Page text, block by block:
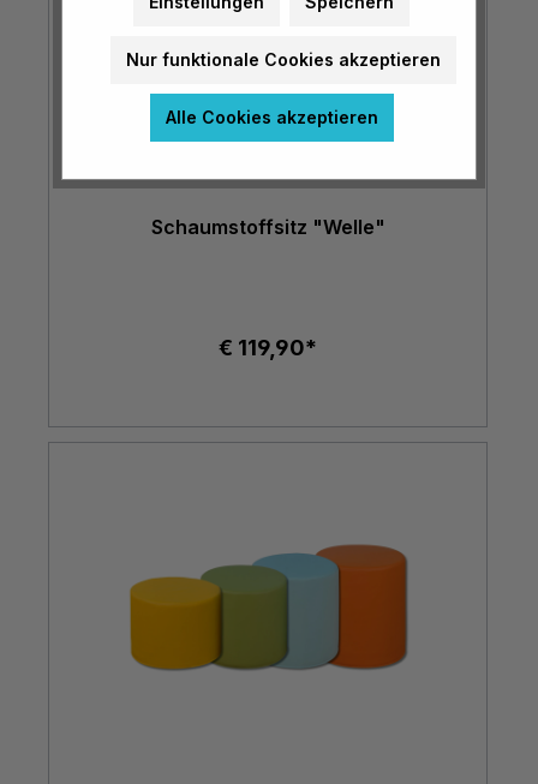
Schaumstoffsitz "Welle"
€ 119,90*
Nur funktionale Cookies akzeptieren
Alle Cookies akzeptieren